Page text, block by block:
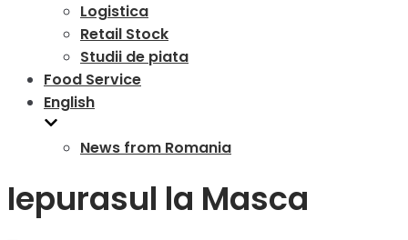
Logistica
Retail Stock
Studii de piata
Food Service
English
News from Romania
Iepurasul la Masca